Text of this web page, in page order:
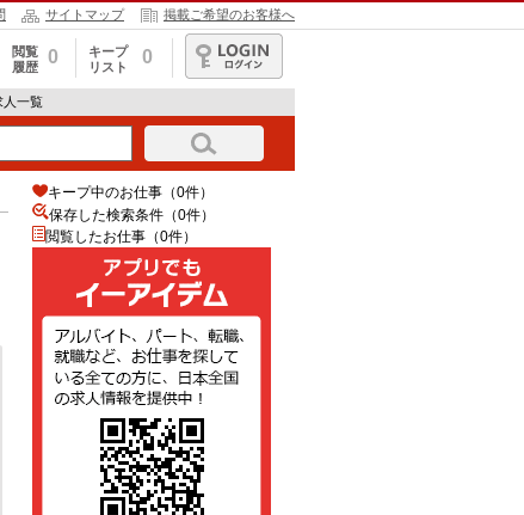
サイトマップ 掲載ご希望のお客様へ
閲覧
履歴
0
キープ
リスト
0
ログイン
人一覧
キープ中のお仕事（0件）
保存した検索条件（0件）
閲覧したお仕事（0件）